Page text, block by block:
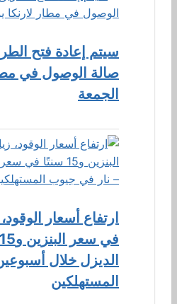
سيتم إعادة فتح
صالة الوصول في
الجمعة
الديزل خلال
المستهلكين